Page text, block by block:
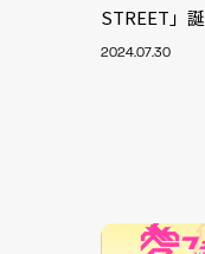
STREET」
2024.07.30